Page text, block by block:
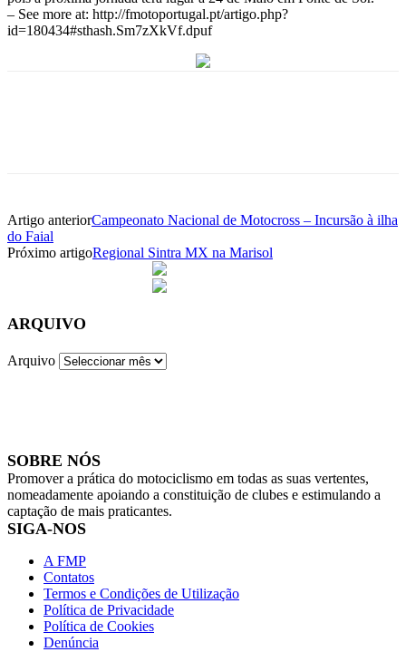
– See more at: http://fmotoportugal.pt/artigo.php?
id=180434#sthash.Sm7zXkVf.dpuf
Artigo anteriorCampeonato Nacional de Motocross – Incursão à ilha
do Faial
Próximo artigoRegional Sintra MX na Marisol
ARQUIVO
Arquivo
SOBRE NÓS
Promover a prática do motociclismo em todas as suas vertentes,
nomeadamente apoiando a constituição de clubes e estimulando a
captação de mais praticantes.
SIGA-NOS
A FMP
Contatos
Termos e Condições de Utilização
Política de Privacidade
Política de Cookies
Denúncia